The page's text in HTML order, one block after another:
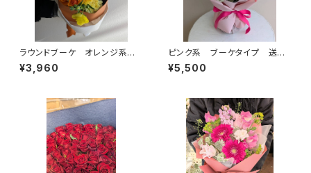
ラウンドブーケ オレンジ系季
節のお花束 送料別
¥3,960
ピンク系 ブーケタイプ 送料
別
¥5,500